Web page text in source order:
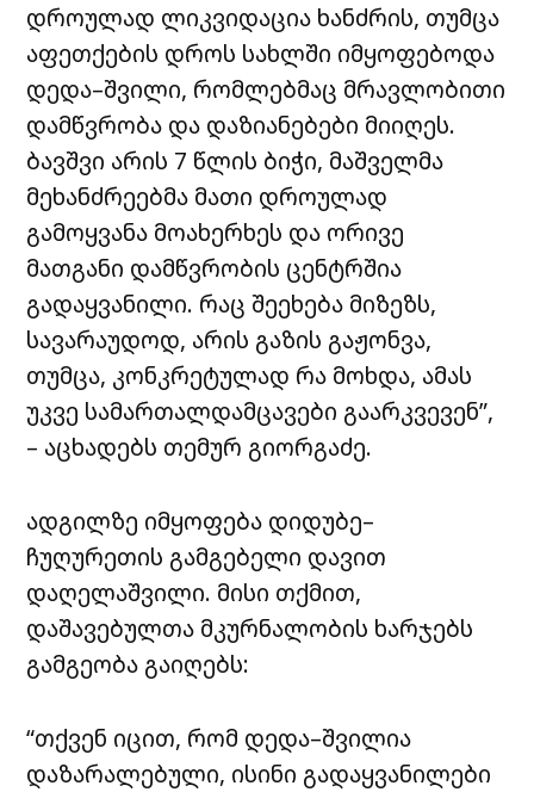
დროულად ლიკვიდაცია ხანძრის, თუმცა
აფეთქების დროს სახლში იმყოფებოდა
დედა–შვილი, რომლებმაც მრავლობითი
დამწვრობა და დაზიანებები მიიღეს.
ბავშვი არის 7 წლის ბიჭი, მაშველმა
მეხანძრეებმა მათი დროულად
გამოყვანა მოახერხეს და ორივე
მათგანი დამწვრობის ცენტრშია
გადაყვანილი. რაც შეეხება მიზეზს,
სავარაუდოდ, არის გაზის გაჟონვა,
თუმცა, კონკრეტულად რა მოხდა, ამას
უკვე სამართალდამცავები გაარკვევენ”,
– აცხადებს თემურ გიორგაძე.
ადგილზე იმყოფება დიდუბე–
ჩუღურეთის გამგებელი დავით
დაღელაშვილი. მისი თქმით,
დაშავებულთა მკურნალობის ხარჯებს
გამგეობა გაიღებს:
“თქვენ იცით, რომ დედა–შვილია
დაზარალებული, ისინი გადაყვანილები